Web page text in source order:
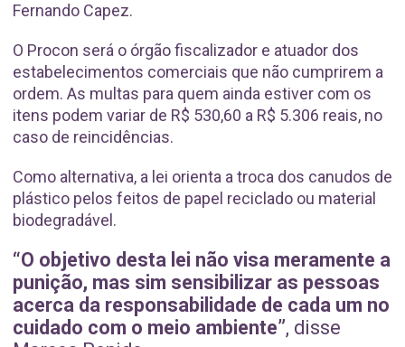
Fernando Capez.
O Procon será o órgão fiscalizador e atuador dos
estabelecimentos comerciais que não cumprirem a
ordem. As multas para quem ainda estiver com os
itens podem variar de R$ 530,60 a R$ 5.306 reais, no
caso de reincidências.
Como alternativa, a lei orienta a troca dos canudos de
plástico pelos feitos de papel reciclado ou material
biodegradável.
“O objetivo desta lei não visa meramente a
punição, mas sim sensibilizar as pessoas
acerca da responsabilidade de cada um no
cuidado com o meio ambiente”, disse